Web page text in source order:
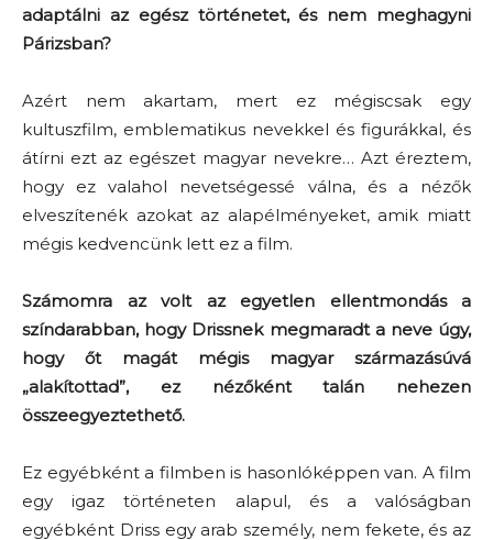
adaptálni az egész történetet, és nem meghagyni
Párizsban?
Azért nem akartam, mert ez mégiscsak egy
kultuszfilm, emblematikus nevekkel és figurákkal, és
átírni ezt az egészet magyar nevekre… Azt éreztem,
hogy ez valahol nevetségessé válna, és a nézők
elveszítenék azokat az alapélményeket, amik miatt
mégis kedvencünk lett ez a film.
Számomra az volt az egyetlen ellentmondás a
színdarabban, hogy Drissnek megmaradt a neve úgy,
hogy őt magát mégis magyar származásúvá
„alakítottad”, ez nézőként talán nehezen
összeegyeztethető.
Ez egyébként a filmben is hasonlóképpen van. A film
egy igaz történeten alapul, és a valóságban
egyébként Driss egy arab személy, nem fekete, és az